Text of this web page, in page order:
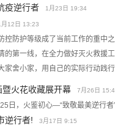
疫逆行者 1月23日 19:34
月12日 13:23
控防护等级成了当前工作的重中
第一线，在全力做好灭火救援
舍小家，用自己的实际行动践
火花收藏展开幕 7月26日
日，火鉴初心—“致敬最美逆行者
逆行者! 3月17日 9:15